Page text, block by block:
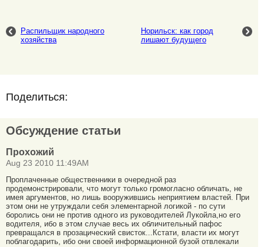
Распильщик народного
хозяйства
Норильск: как город
лишают будущего
Поделиться:
Обсуждение статьи
Прохожий
Aug 23 2010 11:49AM
Проплаченные общественники в очередной раз
продемонстрировали, что могут только громогласно обличать, не
имея аргументов, но лишь вооружившись неприятием властей. При
этом они не утруждали себя элементарной логикой - по сути
боролись они не против одного из руководителей Лукойла,но его
водителя, ибо в этом случае весь их обличительный пафос
превращался в прозацический свисток...Кстати, власти их могут
поблагодарить, ибо они своей информационной бузой отвлекали